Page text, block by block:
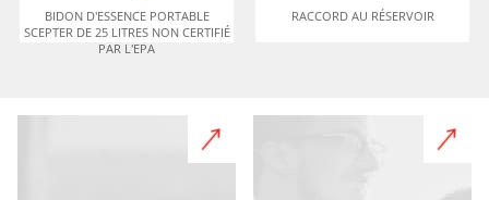
BIDON D'ESSENCE PORTABLE
SCEPTER DE 25 LITRES NON CERTIFIÉ
PAR L'EPA
RACCORD AU RÉSERVOIR